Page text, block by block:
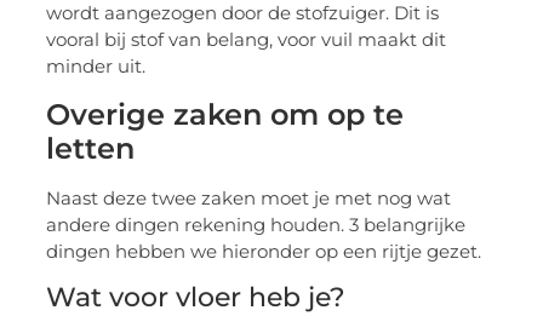
wordt aangezogen door de stofzuiger. Dit is
vooral bij stof van belang, voor vuil maakt dit
minder uit.
Overige zaken om op te
letten
Naast deze twee zaken moet je met nog wat
andere dingen rekening houden. 3 belangrijke
dingen hebben we hieronder op een rijtje gezet.
Wat voor vloer heb je?